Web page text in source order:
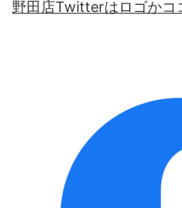
野田店Twitterはロゴかコ